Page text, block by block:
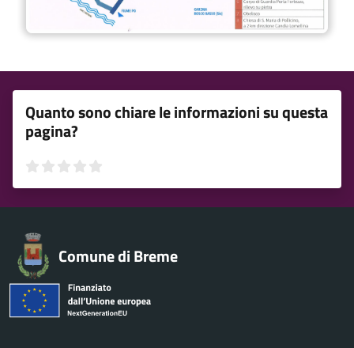
Quanto sono chiare le informazioni su questa
pagina?
Valuta 5 stelle su 5
Valuta 4 stelle su 5
Valuta 3 stelle su 5
Valuta 2 stelle su 5
Valuta 1 stelle su 5
Comune di Breme